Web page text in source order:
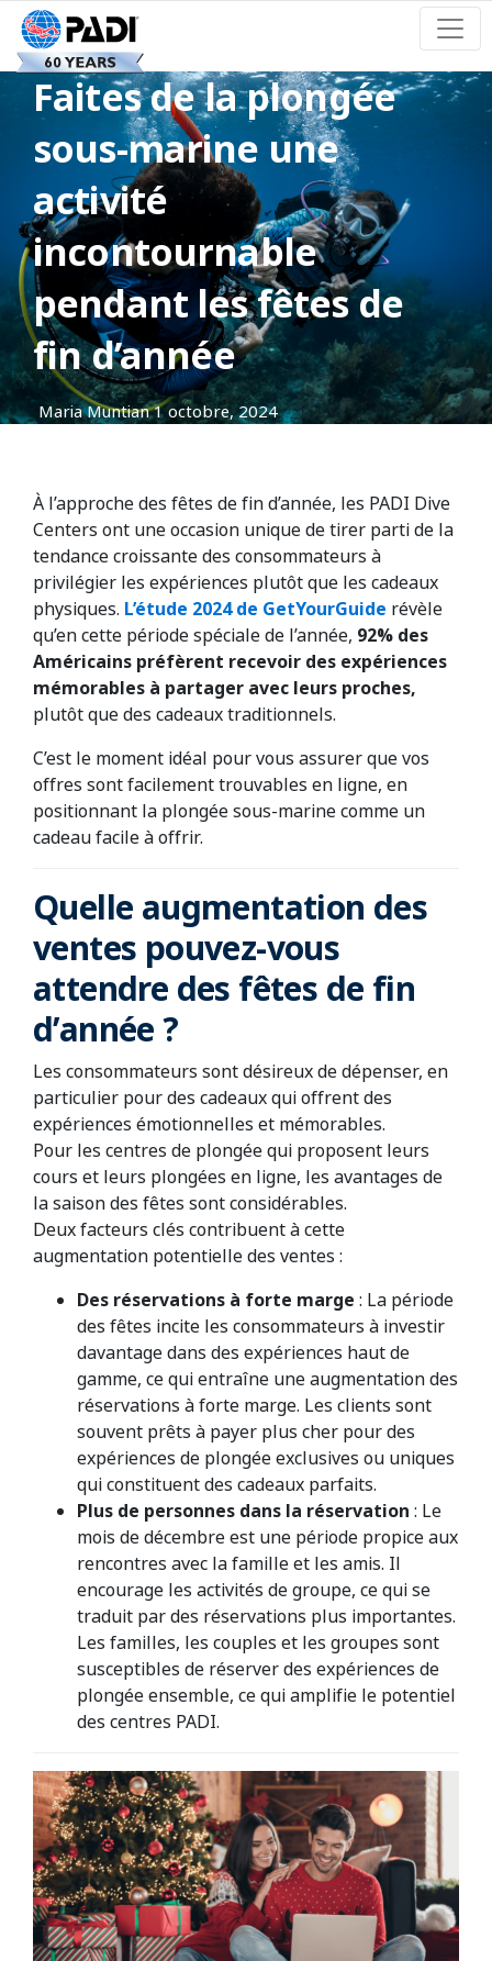
Faites de la plongée
sous-marine une
activité
incontournable
pendant les fêtes de
fin d’année
Maria Muntian 1 octobre, 2024
À l’approche des fêtes de fin d’année, les PADI Dive
Centers ont une occasion unique de tirer parti de la
tendance croissante des consommateurs à
privilégier les expériences plutôt que les cadeaux
physiques. L’étude 2024 de GetYourGuide révèle
qu’en cette période spéciale de l’année, 92% des
Américains préfèrent recevoir des expériences
mémorables à partager avec leurs proches,
plutôt que des cadeaux traditionnels.
C’est le moment idéal pour vous assurer que vos
offres sont facilement trouvables en ligne, en
positionnant la plongée sous-marine comme un
cadeau facile à offrir.
Quelle augmentation des
ventes pouvez-vous
attendre des fêtes de fin
d’année ?
Les consommateurs sont désireux de dépenser, en
particulier pour des cadeaux qui offrent des
expériences émotionnelles et mémorables.
Pour les centres de plongée qui proposent leurs
cours et leurs plongées en ligne, les avantages de
la saison des fêtes sont considérables.
Deux facteurs clés contribuent à cette
augmentation potentielle des ventes :
Des réservations à forte marge : La période
des fêtes incite les consommateurs à investir
davantage dans des expériences haut de
gamme, ce qui entraîne une augmentation des
réservations à forte marge. Les clients sont
souvent prêts à payer plus cher pour des
expériences de plongée exclusives ou uniques
qui constituent des cadeaux parfaits.
Plus de personnes dans la réservation : Le
mois de décembre est une période propice aux
rencontres avec la famille et les amis. Il
encourage les activités de groupe, ce qui se
traduit par des réservations plus importantes.
Les familles, les couples et les groupes sont
susceptibles de réserver des expériences de
plongée ensemble, ce qui amplifie le potentiel
des centres PADI.